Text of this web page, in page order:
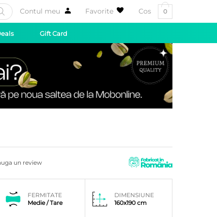
Contul meu Favorite Cos 0
Gift Card
un review
FERMITATE
Medie / Tare
DIMENSIUNE
160x190 cm